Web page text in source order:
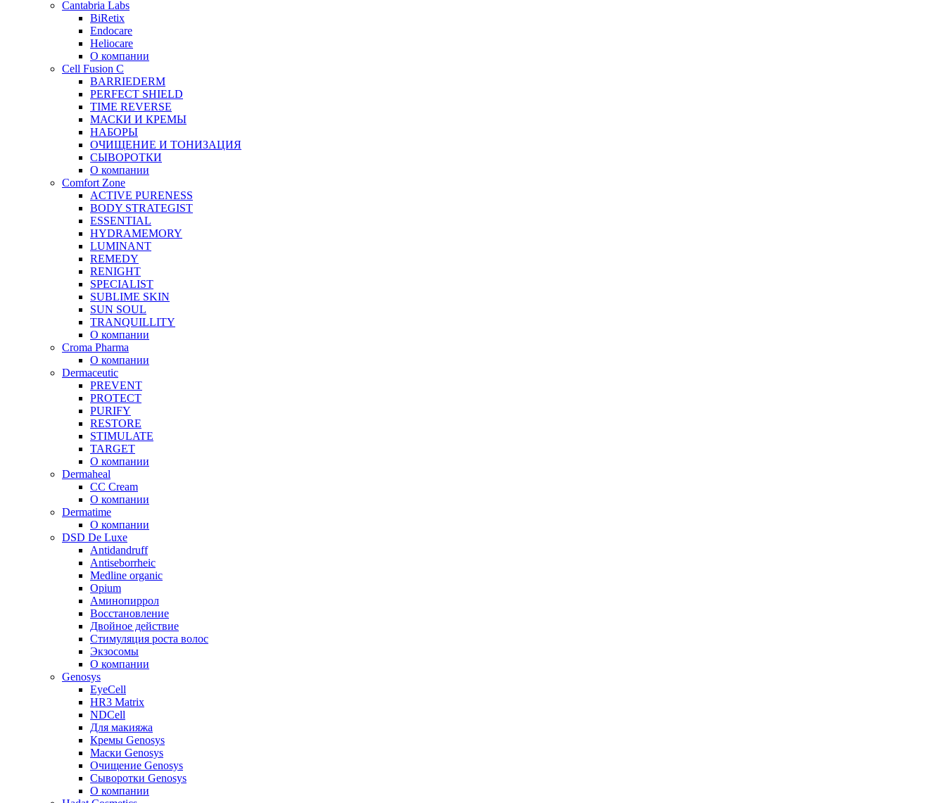
Cantabria Labs
BiRetix
Endocare
Heliocare
О компании
Cell Fusion C
BARRIEDERM
PERFECT SHIELD
TIME REVERSE
МАСКИ И КРЕМЫ
НАБОРЫ
ОЧИЩЕНИЕ И ТОНИЗАЦИЯ
СЫВОРОТКИ
О компании
Comfort Zone
ACTIVE PURENESS
BODY STRATEGIST
ESSENTIAL
HYDRAMEMORY
LUMINANT
REMEDY
RENIGHT
SPECIALIST
SUBLIME SKIN
SUN SOUL
TRANQUILLITY
О компании
Croma Pharma
О компании
Dermaceutic
PREVENT
PROTECT
PURIFY
RESTORE
STIMULATE
TARGET
О компании
Dermaheal
CC Cream
О компании
Dermatime
О компании
DSD De Luxe
Antidandruff
Antiseborrheic
Medline organic
Opium
Аминопиррол
Восстановление
Двойное действие
Стимуляция роста волос
Экзосомы
О компании
Genosys
EyeCell
HR3 Matrix
NDCell
Для макияжа
Кремы Genosys
Маски Genosys
Очищение Genosys
Сыворотки Genosys
О компании